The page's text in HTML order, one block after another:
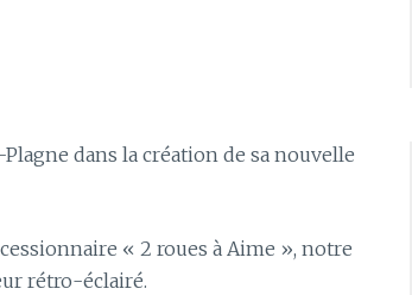
Plagne dans la création de sa nouvelle
« 2 roues à Aime », notre
rétro-éclairé.